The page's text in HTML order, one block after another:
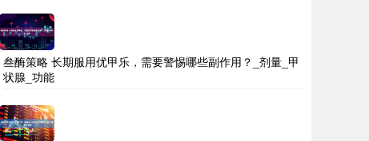
叁酶策略 长期服用优甲乐，需要警惕哪些副作用？_剂量_甲
状腺_功能